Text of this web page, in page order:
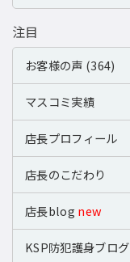
注目
お客様の声 (364)
マスコミ実績
店長プロフィール
店長のこだわり
店長blog new
KSP防犯護身ブログ